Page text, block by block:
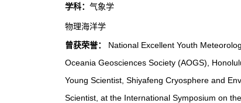
学科： 气象学
物理海洋学
曾获荣誉：
National Excellent Youth
Oceania Geosciences Society (AOGS),
Young Scientist, Shiyafeng Cryosphere and
Scientist, at the International Symposium on